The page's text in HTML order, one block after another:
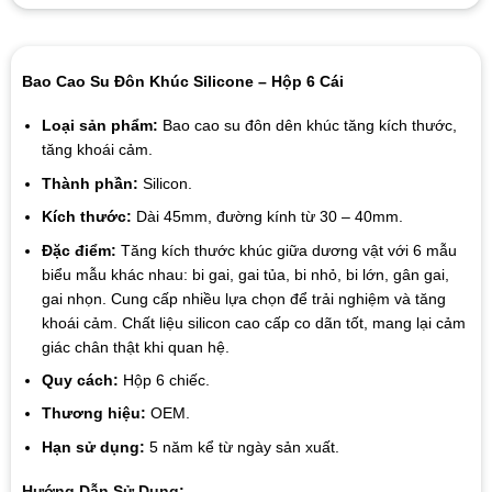
Bao Cao Su Đôn Khúc Silicone – Hộp 6 Cái
Loại sản phẩm: Bao cao su đôn dên khúc tăng kích thước,
tăng khoái cảm.
Thành phần: Silicon.
Kích thước: Dài 45mm, đường kính từ 30 – 40mm.
Đặc điểm: Tăng kích thước khúc giữa dương vật với 6 mẫu
biểu mẫu khác nhau: bi gai, gai tủa, bi nhỏ, bi lớn, gân gai,
gai nhọn. Cung cấp nhiều lựa chọn để trải nghiệm và tăng
khoái cảm. Chất liệu silicon cao cấp co dãn tốt, mang lại cảm
giác chân thật khi quan hệ.
Quy cách: Hộp 6 chiếc.
Thương hiệu: OEM.
Hạn sử dụng: 5 năm kể từ ngày sản xuất.